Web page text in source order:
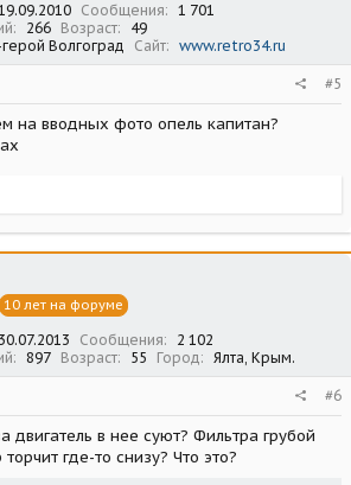
Сообщения
1 701
266 Возраст
49
Волгоград Сайт www.retro34.ru
#5
на вводных фото опель капитан?
10 лет на форуме
30.07.2013 Сообщения
2 102
897 Возраст 55 Город Ялта, Крым.
#6
двигатель в нее суют? Фильтра грубой
где-то снизу? Что это?